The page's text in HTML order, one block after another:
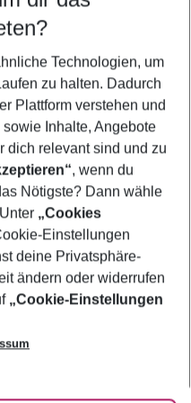
Technologien, um
zu halten. Dadurch
Plattform verstehen und
Inhalte, Angebote
dich relevant sind und zu
, wenn du
Nötigste? Dann wähle
„Cookies
Einstellungen
deine Privatsphäre-
ändern oder widerrufen
„Cookie-Einstellungen